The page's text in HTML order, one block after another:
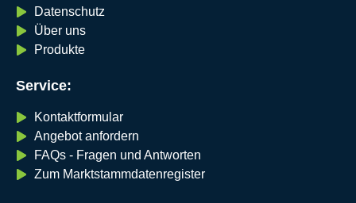
Datenschutz
Über uns
Produkte
Service:
Kontaktformular
Angebot anfordern
FAQs - Fragen und Antworten
Zum Marktstammdatenregister